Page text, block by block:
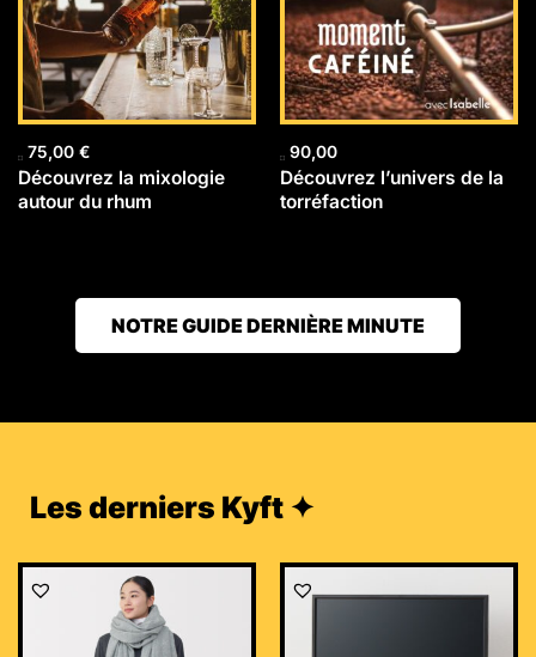
75,00 €
Découvrez la mixologie
autour du rhum
90,00
Découvrez l’univers de la
torréfaction
NOTRE GUIDE DERNIÈRE MINUTE
Les derniers Kyft ✦